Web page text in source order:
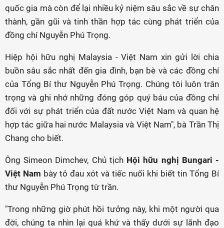
quốc gia mà còn để lại nhiều kỷ niệm sâu sắc về sự chân
thành, gần gũi và tinh thần hợp tác cùng phát triển của
đồng chí Nguyễn Phú Trọng.
Hiệp hội hữu nghị Malaysia - Việt Nam xin gửi lời chia
buồn sâu sắc nhất đến gia đình, bạn bè và các đồng chí
của Tổng Bí thư Nguyễn Phú Trọng. Chúng tôi luôn trân
trọng và ghi nhớ những đóng góp quý báu của đồng chí
đối với sự phát triển của đất nước Việt Nam và quan hệ
hợp tác giữa hai nước Malaysia và Việt Nam", bà Trần Thị
Chang cho biết.
Ông Simeon Dimchev, Chủ tịch Hội hữu nghị Bungari -
Việt Nam bày tỏ đau xót và tiếc nuối khi biết tin Tổng Bí
thư Nguyễn Phú Trọng từ trần.
"Trong những giờ phút hồi tưởng này, khi một người qua
đời, chúng ta nhìn lại quá khứ và thấy dưới sự lãnh đạo